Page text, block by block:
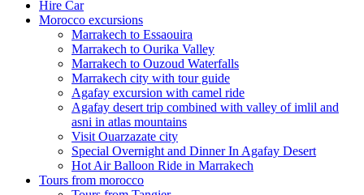
Hire Car
Morocco excursions
Marrakech to Essaouira
Marrakech to Ourika Valley
Marrakech to Ouzoud Waterfalls
Marrakech city with tour guide
Agafay excursion with camel ride
Agafay desert trip combined with valley of imlil and
asni in atlas mountains
Visit Ouarzazate city
Special Overnight and Dinner In Agafay Desert
Hot Air Balloon Ride in Marrakech
Tours from morocco